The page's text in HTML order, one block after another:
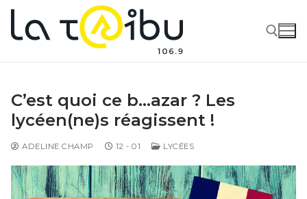
C’est quoi ce b…azar ? Les
lycéen(ne)s réagissent !
ADELINE CHAMP 12 - 01 LYCÉES